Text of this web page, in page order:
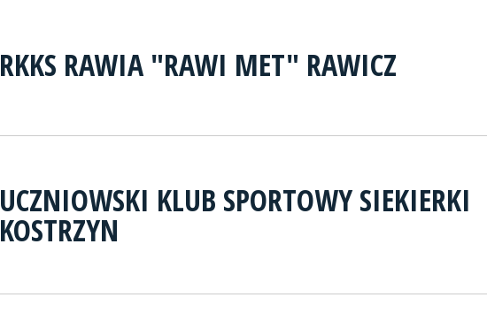
RKKS RAWIA "RAWI MET" RAWICZ
UCZNIOWSKI KLUB SPORTOWY SIEKIERKI
KOSTRZYN